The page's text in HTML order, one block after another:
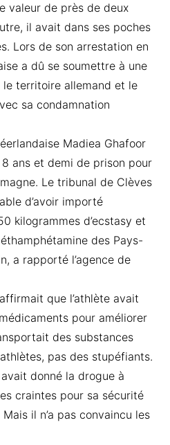
valeur de près de deux
il avait dans ses poches
Lors de son arrestation en
a dû se soumettre à une
territoire allemand et le
sa condamnation
Madiea Ghafoor
ans et demi de prison pour
Le tribunal de Clèves
d’avoir importé
kilogrammes d’ecstasy et
des Pays-
a rapporté l’agence de
que l’athlète avait
pour améliorer
des substances
pas des stupéfiants.
donné la drogue à
craintes pour sa sécurité
il n’a pas convaincu les